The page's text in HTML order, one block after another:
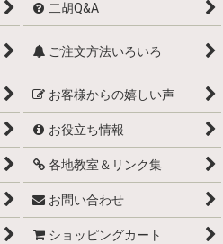
二胡Q&A
ご注文方法いろいろ
お客様からの嬉しい声
お役立ち情報
各地教室＆リンク集
お問い合わせ
ショッピングカート